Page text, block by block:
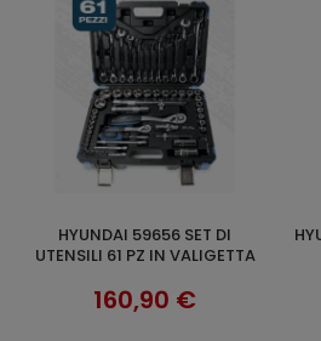
AGGIUNGI AL CARRELLO
15CM
15,90 €
SET 3 SCALPELLI HYUNDAI